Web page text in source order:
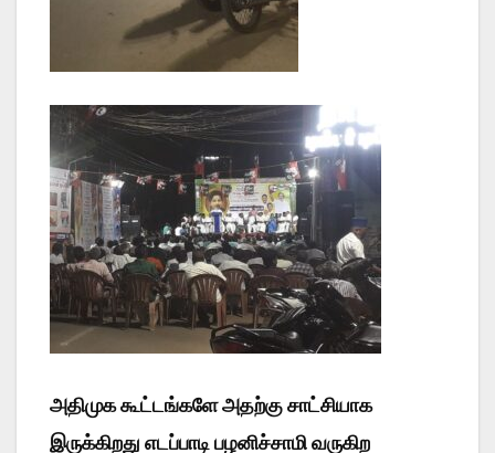
அதிமுக கூட்டங்களே அதற்கு சாட்சியாக
இருக்கிறது எடப்பாடி பழனிச்சாமி வருகிற